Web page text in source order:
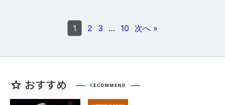
1 2 3 … 10 次へ »